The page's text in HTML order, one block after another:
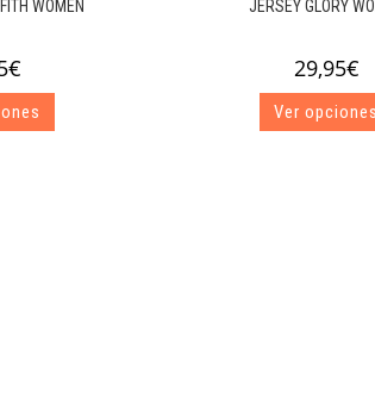
WOMEN
€
Este
tiene
JERSEY GLORY
29,95€
Ver opciones